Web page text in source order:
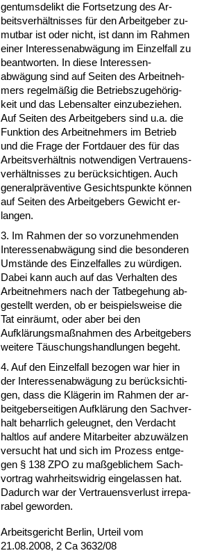
gen­tums­de­likt die Fort­set­zung des Ar­
beits­verhält­nis­ses für den Ar­beit­ge­ber zu­
mut­bar ist oder nicht, ist dann im Rah­men
ei­ner In­ter­es­sen­abwägung im Ein­zel­fall zu
be­ant­wor­ten. In die­se In­ter­es­sen­
abwägung sind auf Sei­ten des Ar­beit­neh­
mers re­gelmäßig die Be­triebs­zu­gehörig­
keit und das Le­bens­al­ter ein­zu­be­zie­hen.
Auf Sei­ten des Ar­beit­ge­bers sind u.a. die
Funk­ti­on des Ar­beit­neh­mers im Be­trieb
und die Fra­ge der Fort­dau­er des für das
Ar­beits­verhält­nis not­wen­di­gen Ver­trau­ens­
verhält­nis­ses zu berück­sich­ti­gen. Auch
ge­ne­ral­präven­ti­ve Ge­sichts­punk­te können
auf Sei­ten des Ar­beit­ge­bers Ge­wicht er­
lan­gen.
3. Im Rah­men der so vor­zu­neh­men­den
In­ter­es­sen­abwägung sind die be­son­de­ren
Umstände des Ein­zel­fal­les zu würdi­gen.
Da­bei kann auch auf das Ver­hal­ten des
Ar­beit­neh­mers nach der Tat­be­ge­hung ab­
ge­stellt wer­den, ob er bei­spiels­wei­se die
Tat einräumt, oder aber bei den
Aufklärungs­maßnah­men des Ar­beit­ge­bers
wei­te­re Täuschungs­hand­lun­gen be­geht.
4. Auf den Ein­zel­fall be­zo­gen war hier in
der In­ter­es­sen­abwägung zu berück­sich­ti­
gen, dass die Kläge­rin im Rah­men der ar­
beit­ge­ber­sei­ti­gen Aufklärung den Sach­ver­
halt be­harr­lich ge­leug­net, den Ver­dacht
halt­los auf an­de­re Mit­ar­bei­ter ab­zuwälzen
ver­sucht hat und sich im Pro­zess ent­ge­
gen § 138 ZPO zu maßgeb­li­chem Sach­
vor­trag wahr­heits­wid­rig ein­ge­las­sen hat.
Da­durch war der Ver­trau­ens­ver­lust ir­re­pa­
ra­bel ge­wor­den.
Arbeitsgericht Berlin, Urteil vom
21.08.2008, 2 Ca 3632/08